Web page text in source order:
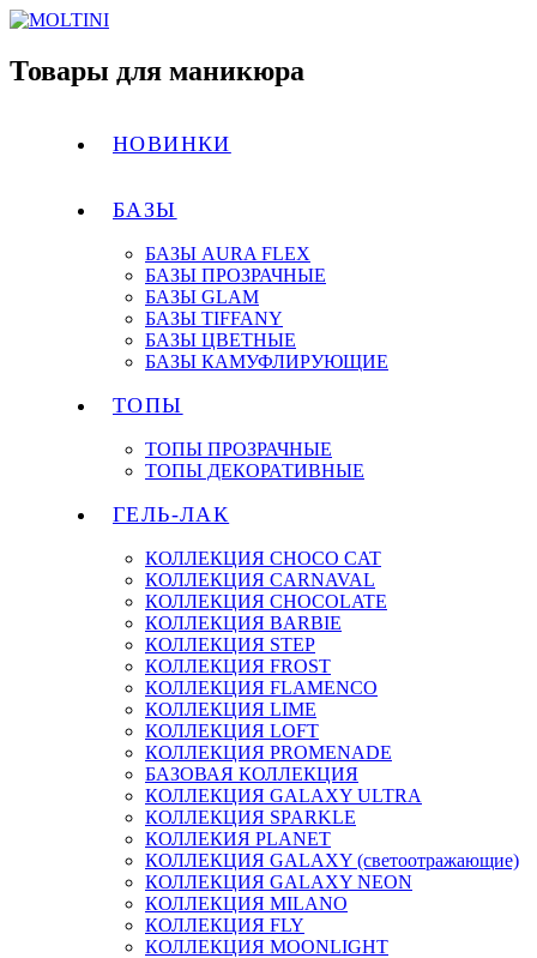
Товары для маникюра
НОВИНКИ
БАЗЫ
БАЗЫ AURA FLEX
БАЗЫ ПРОЗРАЧНЫЕ
БАЗЫ GLAM
БАЗЫ TIFFANY
БАЗЫ ЦВЕТНЫЕ
БАЗЫ КАМУФЛИРУЮЩИЕ
ТОПЫ
ТОПЫ ПРОЗРАЧНЫЕ
ТОПЫ ДЕКОРАТИВНЫЕ
ГЕЛЬ-ЛАК
КОЛЛЕКЦИЯ CHOCO CAT
КОЛЛЕКЦИЯ CARNAVAL
КОЛЛЕКЦИЯ CHOCOLATE
КОЛЛЕКЦИЯ BARBIE
КОЛЛЕКЦИЯ STEP
КОЛЛЕКЦИЯ FROST
КОЛЛЕКЦИЯ FLAMENCO
КОЛЛЕКЦИЯ LIME
КОЛЛЕКЦИЯ LOFT
КОЛЛЕКЦИЯ PROMENADE
БАЗОВАЯ КОЛЛЕКЦИЯ
КОЛЛЕКЦИЯ GALAXY ULTRA
КОЛЛЕКЦИЯ SPARKLE
КОЛЛЕКИЯ PLANET
КОЛЛЕКЦИЯ GALAXY (светоотражающие)
КОЛЛЕКЦИЯ GALAXY NEON
КОЛЛЕКЦИЯ MILANO
КОЛЛЕКЦИЯ FLY
КОЛЛЕКЦИЯ MOONLIGHT